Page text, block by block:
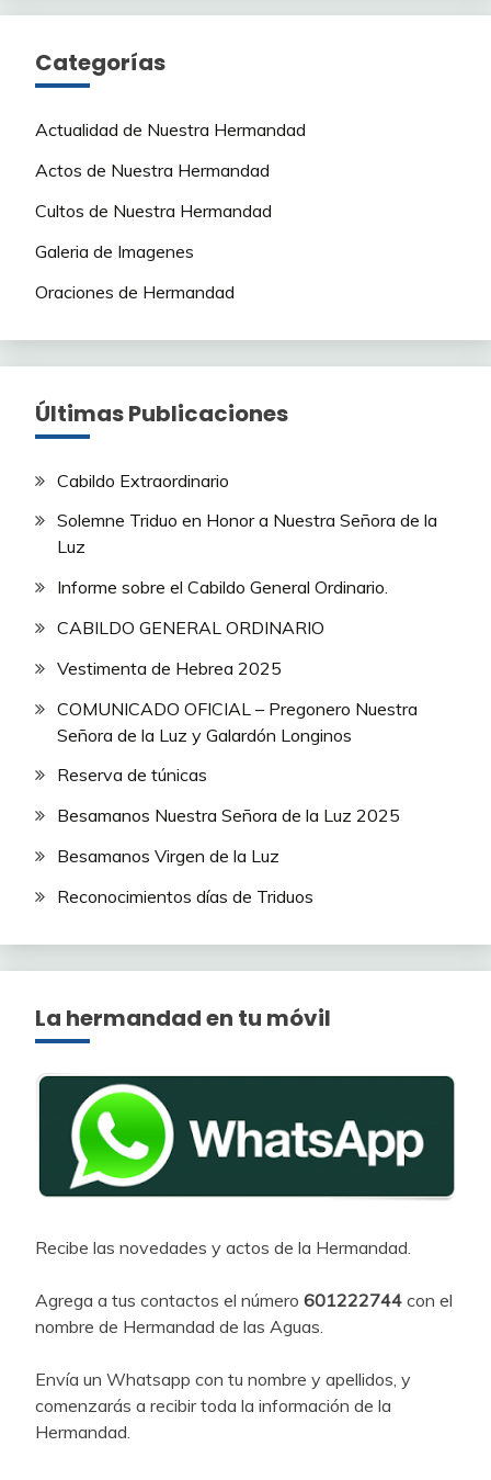
Categorías
Actualidad de Nuestra Hermandad
Actos de Nuestra Hermandad
Cultos de Nuestra Hermandad
Galeria de Imagenes
Oraciones de Hermandad
Últimas Publicaciones
Cabildo Extraordinario
Solemne Triduo en Honor a Nuestra Señora de la
Luz
Informe sobre el Cabildo General Ordinario.
CABILDO GENERAL ORDINARIO
Vestimenta de Hebrea 2025
COMUNICADO OFICIAL – Pregonero Nuestra
Señora de la Luz y Galardón Longinos
Reserva de túnicas
Besamanos Nuestra Señora de la Luz 2025
Besamanos Virgen de la Luz
Reconocimientos días de Triduos
La hermandad en tu móvil
Recibe las novedades y actos de la Hermandad.
Agrega a tus contactos el número 601222744 con el
nombre de Hermandad de las Aguas.
Envía un Whatsapp con tu nombre y apellidos, y
comenzarás a recibir toda la información de la
Hermandad.